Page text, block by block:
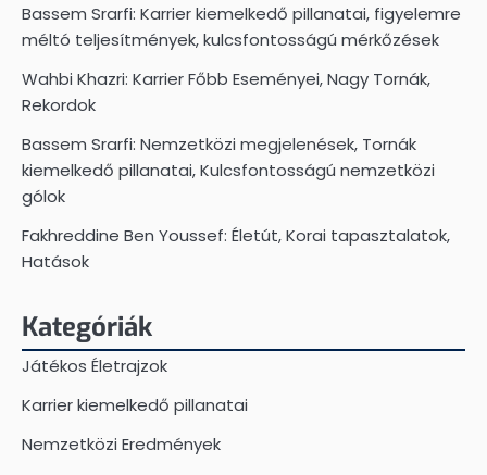
Bassem Srarfi: Karrier kiemelkedő pillanatai, figyelemre
méltó teljesítmények, kulcsfontosságú mérkőzések
Wahbi Khazri: Karrier Főbb Eseményei, Nagy Tornák,
Rekordok
Bassem Srarfi: Nemzetközi megjelenések, Tornák
kiemelkedő pillanatai, Kulcsfontosságú nemzetközi
gólok
Fakhreddine Ben Youssef: Életút, Korai tapasztalatok,
Hatások
Kategóriák
Játékos Életrajzok
Karrier kiemelkedő pillanatai
Nemzetközi Eredmények